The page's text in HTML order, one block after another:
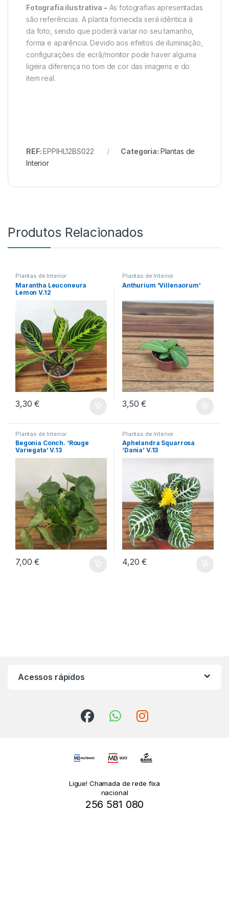
Fotografia ilustrativa –As fotografias apresentadas
são referências. A planta fornecida será idêntica à
da foto, sendo que poderá variar no seu tamanho,
forma e aparência. Devido aos efeitos de iluminação,
configurações de ecrã/monitor pode haver alguma
ligeira diferença no tom de cor das imagens e do
item real.
REF:EPPIHL12BS022 Categoria: Plantas de
Interior
Produtos Relacionados
Plantas de Interior
Marantha Leuconeura
Lemon V.12
3,30€
Plantas de Interior
Anthurium ‘Villenaorum’
3,50€
Plantas de Interior
Begonia Conch. ‘Rouge
Variegata’ V.13
7,00€
Plantas de Interior
Aphelandra Squarrosa
‘Dania’ V.13
4,20€
Acessos rápidos
Ligue! Chamada de rede fixa
nacional
256 581 080